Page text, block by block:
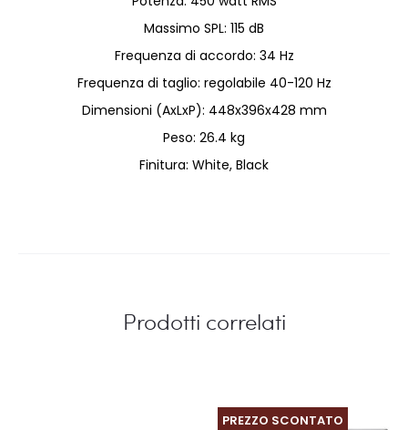
Massimo SPL: 115 dB
Frequenza di accordo: 34 Hz
Frequenza di taglio: regolabile 40-120 Hz
Dimensioni (AxLxP): 448x396x428 mm
Peso: 26.4 kg
Finitura: White, Black
Prodotti correlati
PREZZO SCONTATO